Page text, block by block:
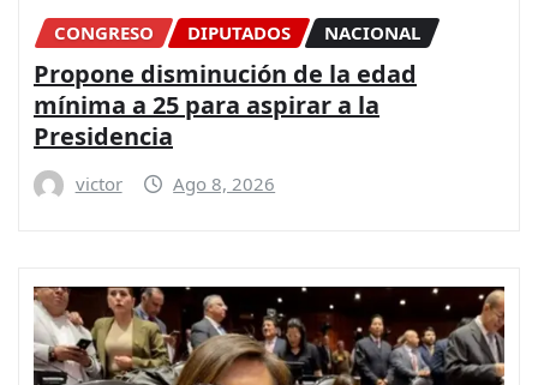
CONGRESO DIPUTADOS NACIONAL
Propone disminución de la edad
mínima a 25 para aspirar a la
Presidencia
victor Ago 8, 2026